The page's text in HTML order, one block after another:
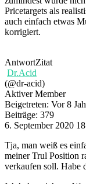
Pricetargets als
auch einfach etwas
korrigiert.
AntwortZitat
Dr.Acid
(@dr-acid)
Aktiver Member
Beigetreten: Vor 8
Beiträge: 379
6. September 2020
Tja, man weiß es
meiner Trul Position
verkaufen soll. Habe